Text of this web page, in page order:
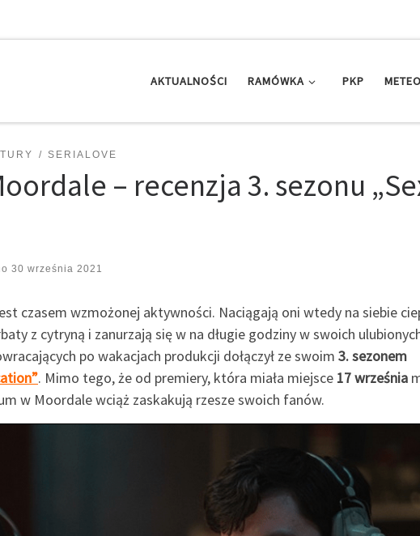
AKTUALNOŚCI RAMÓWKA PKP
SERIALOVE
– recenzja 3. sezonu
30 września 2021
czasem wzmożonej aktywności. Naciągają oni wtedy na siebie
z cytryną i zanurzają się w na długie godziny w swoich
po wakacjach produkcji dołączył ze swoim 3. sezonem
. Mimo tego, że od premiery, która miała miejsce 17 września
w Moordale wciąż zaskakują rzesze swoich fanów.